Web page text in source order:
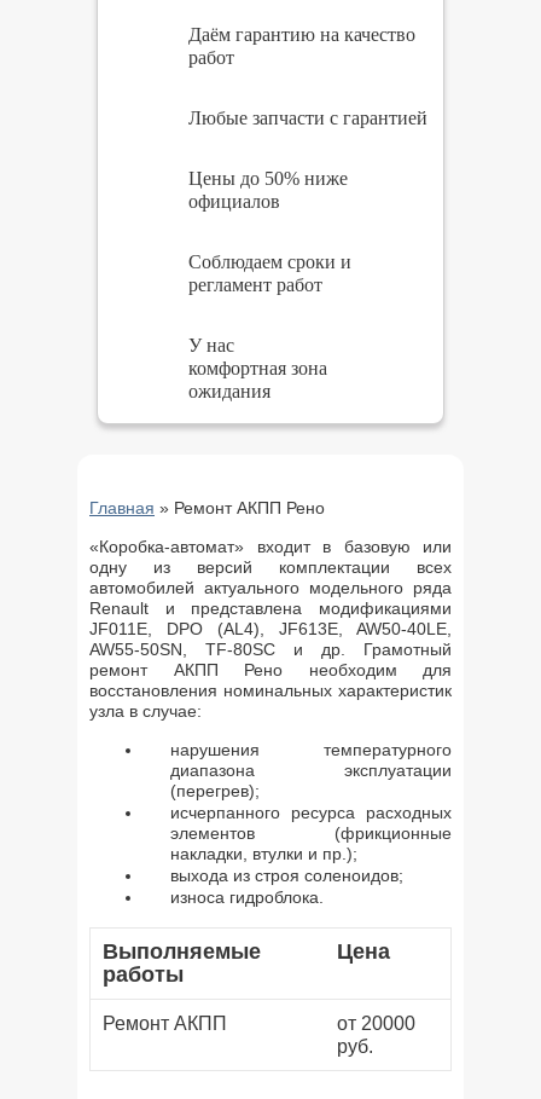
Даём гарантию на качество
работ
Любые запчасти с гарантией
Цены до 50% ниже
официалов
Соблюдаем сроки и
регламент работ
У нас
комфортная зона
ожидания
Главная » Ремонт АКПП Рено
«Коробка-автомат» входит в базовую или
одну из версий комплектации всех
автомобилей актуального модельного ряда
Renault и представлена модификациями
JF011E, DPO (AL4), JF613E, AW50-40LE,
AW55-50SN, TF-80SC и др. Грамотный
ремонт АКПП Рено необходим для
восстановления номинальных характеристик
узла в случае:
нарушения температурного
диапазона эксплуатации
(перегрев);
исчерпанного ресурса расходных
элементов (фрикционные
накладки, втулки и пр.);
выхода из строя соленоидов;
износа гидроблока.
Выполняемые
работы
Цена
Ремонт АКПП
от 20000
руб.